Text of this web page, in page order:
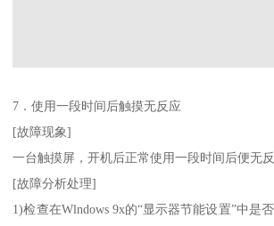
7．使用一段时间后触摸无反应
[故障现象]
一台触摸屏，开机后正常使用一段时间后便无反
[故障分析处理]
1)检查在Wlndows 9x的“显示器节能设置”中是